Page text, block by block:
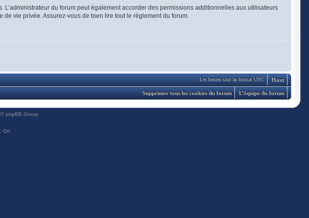
du forum peut également accorder des permissions additionnelles aux utilisateurs
vie privée. Assurez-vous de bien lire tout le règlement du forum.
Haut
Les heures sont au format UTC
L’équipe du forum
Supprimer tous les cookies du forum
phpBB Group
On